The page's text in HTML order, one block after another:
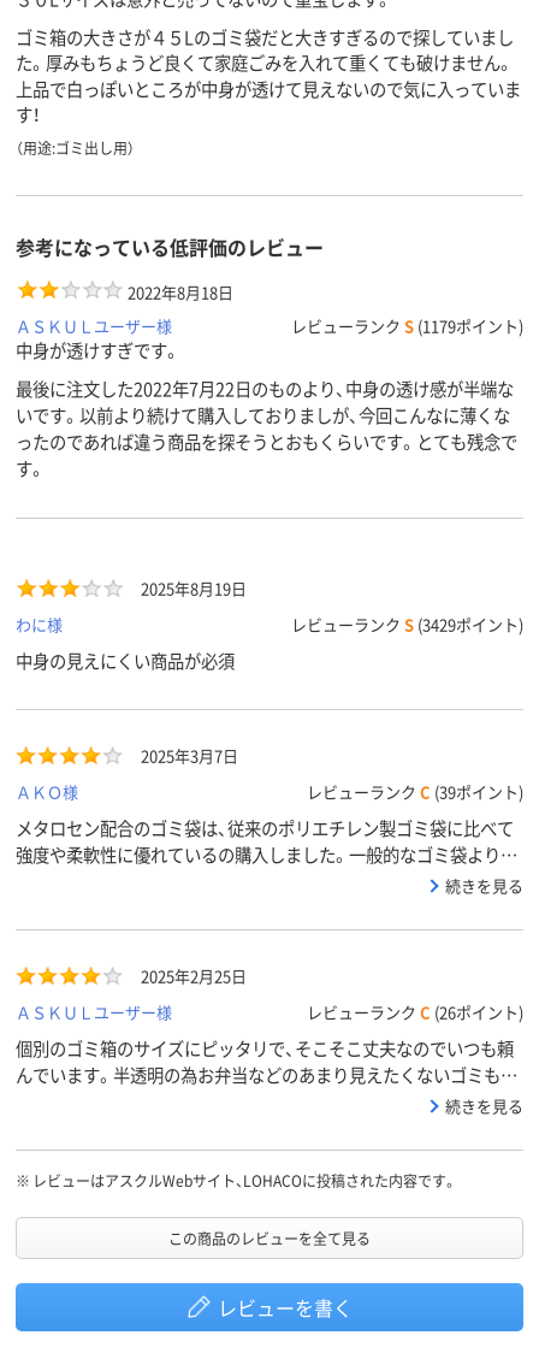
ゴミ箱の大きさが４５Lのゴミ袋だと大きすぎるので探していまし
た。厚みもちょうど良くて家庭ごみを入れて重くても破けません。
上品で白っぽいところが中身が透けて見えないので気に入っていま
す！
（用途:ゴミ出し用）
参考になっている低評価のレビュー
2022年8月18日
ＡＳＫＵＬユーザー様
レビューランク S (1179ポイント)
中身が透けすぎです。
最後に注文した2022年7月22日のものより、中身の透け感が半端な
いです。以前より続けて購入しておりましが、今回こんなに薄くな
ったのであれば違う商品を探そうとおもくらいです。とても残念で
す。
2025年8月19日
わに様
レビューランク S (3429ポイント)
中身の見えにくい商品が必須
2025年3月7日
ＡＫＯ様
レビューランク C (39ポイント)
メタロセン配合のゴミ袋は、従来のポリエチレン製ゴミ袋に比べて
強度や柔軟性に優れているの購入しました。一般的なゴミ袋より少
しお高いですが、強度と柔軟性を考えると、十分満足できる品質だと
続きを見る
2025年2月25日
ＡＳＫＵＬユーザー様
レビューランク C (26ポイント)
個別のゴミ箱のサイズにピッタリで、そこそこ丈夫なのでいつも頼
んでいます。半透明の為お弁当などのあまり見えたくないゴミも捨
てやすいです。しいていえば、もう少し柔軟性があると角張った紙
続きを見る
※ レビューはアスクルWebサイト、LOHACOに投稿された内容です。
この商品のレビューを全て見る
レビューを書く